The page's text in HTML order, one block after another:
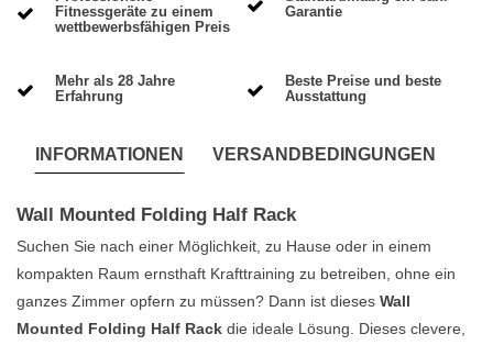
Fitnessgeräte zu einem
wettbewerbsfähigen Preis
Garantie
Mehr als 28 Jahre
Erfahrung
Beste Preise und beste
Ausstattung
INFORMATIONEN VERSANDBEDINGUNGEN
Wall Mounted Folding Half Rack
Suchen Sie nach einer Möglichkeit, zu Hause oder in einem
kompakten Raum ernsthaft Krafttraining zu betreiben, ohne ein
ganzes Zimmer opfern zu müssen? Dann ist dieses Wall
Mounted Folding Half Rack die ideale Lösung. Dieses clevere,